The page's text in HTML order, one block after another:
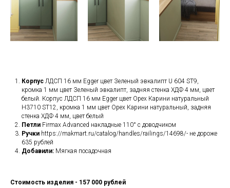
Корпус ЛДСП 16 мм Egger цвет Зеленый эвкалипт U 604 ST9,
кромка 1 мм цвет Зеленый эвкалипт, задняя стенка ХДФ 4 мм, цвет
белый. Корпус ЛДСП 16 мм Egger цвет Орех Карини натуральный
H3710 ST12, кромка 1 мм цвет Орех Карини натуральный, задняя
стенка ХДФ 4 мм, цвет белый
Петли Firmax Advanced накладные 110° с доводчиком
Ручки https://makmart.ru/catalog/handles/railings/14698/- не дороже
635 рублей
Добавили: Мягкая посадочная
Стоимость изделия - 157 000 рублей